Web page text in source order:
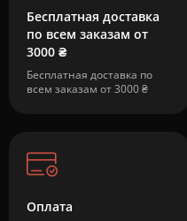
Бесплатная доставка
по всем заказам от
3000 ₴
Бесплатная доставка по
всем заказам от 3000 ₴
Оплата